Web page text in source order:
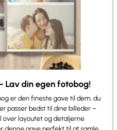
Lav din egen fotobog!
er den fineste gave til dem, du
passer bedst til dine billeder –
over layoutet og detaljerne